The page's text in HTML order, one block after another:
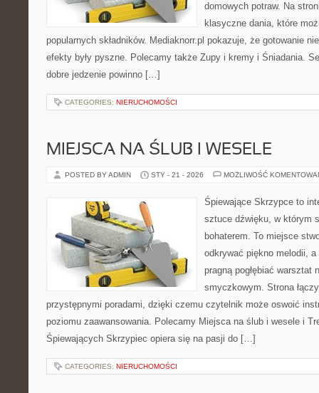
domowych potraw. Na
klasyczne dania, które
popularnych składników. Mediaknorr.pl pokazuje, że gotowanie
efekty były pyszne. Polecamy także Zupy i kremy i Śniadania.
dobre jedzenie powinno […]
CATEGORIES: NIERUCHOMOŚCI
MIEJSCA NA ŚLUB I WESELE
POSTED BY ADMIN STY - 21 - 2026 MOŻLIWOŚĆ
Śpiewające Skrzypce to
sztuce dźwięku, w którym
bohaterem. To miejsce
odkrywać piękno melodii,
pragną pogłębiać warsztat
smyczkowym. Strona
przystępnymi poradami, dzięki czemu czytelnik może oswoić
poziomu zaawansowania. Polecamy Miejsca na ślub i wesele i
Śpiewających Skrzypiec opiera się na pasji do […]
CATEGORIES: NIERUCHOMOŚCI